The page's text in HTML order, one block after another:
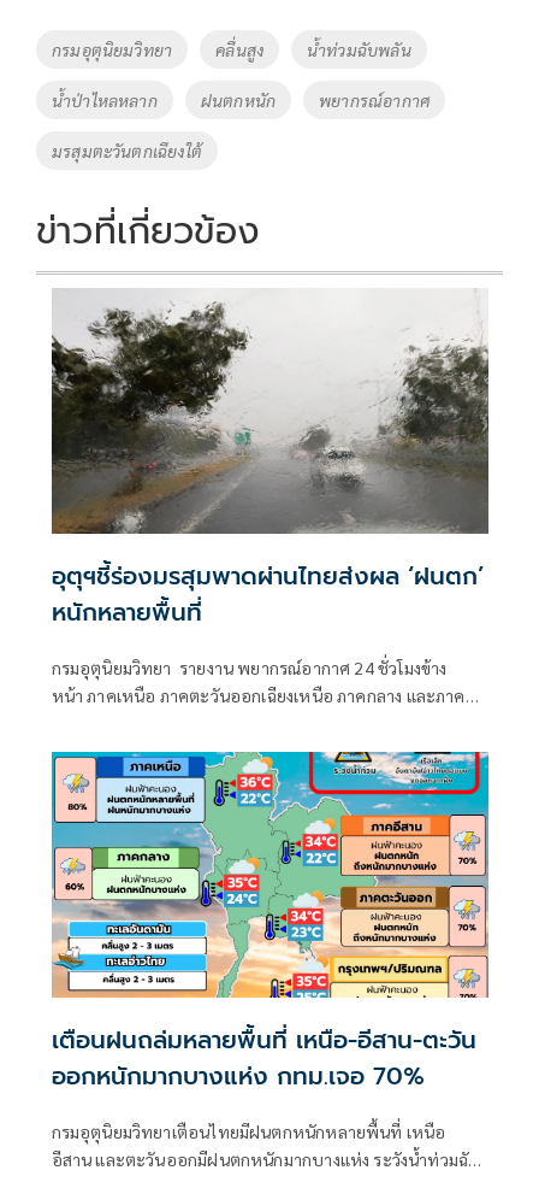
o
o
k
Tags
กรมอุตุนิยมวิทยา คลื่นสูง น้ำท่วมฉับพลัน
น้ำป่าไหลหลาก ฝนตกหนัก พยากรณ์อากาศ
มรสุมตะวันตกเฉียงใต้
ข่าวที่เกี่ยวข้อง
อุตุฯชี้ร่องมรสุมพาดผ่านไทยส่งผล ‘ฝนตก’
หนักหลายพื้นที่
กรมอุตุนิยมวิทยา รายงาน พยากรณ์อากาศ 24 ชั่วโมงข้าง
หน้า ภาคเหนือ ภาคตะวันออกเฉียงเหนือ ภาคกลาง และภาค
เตือนฝนถล่มหลายพื้นที่ เหนือ-อีสาน-ตะวัน
ออกหนักมากบางแห่ง กทม.เจอ 70%
กรมอุตุนิยมวิทยาเตือนไทยมีฝนตกหนักหลายพื้นที่ เหนือ
อีสาน และตะวันออกมีฝนตกหนักมากบางแห่ง ระวังน้ำท่วมฉับ